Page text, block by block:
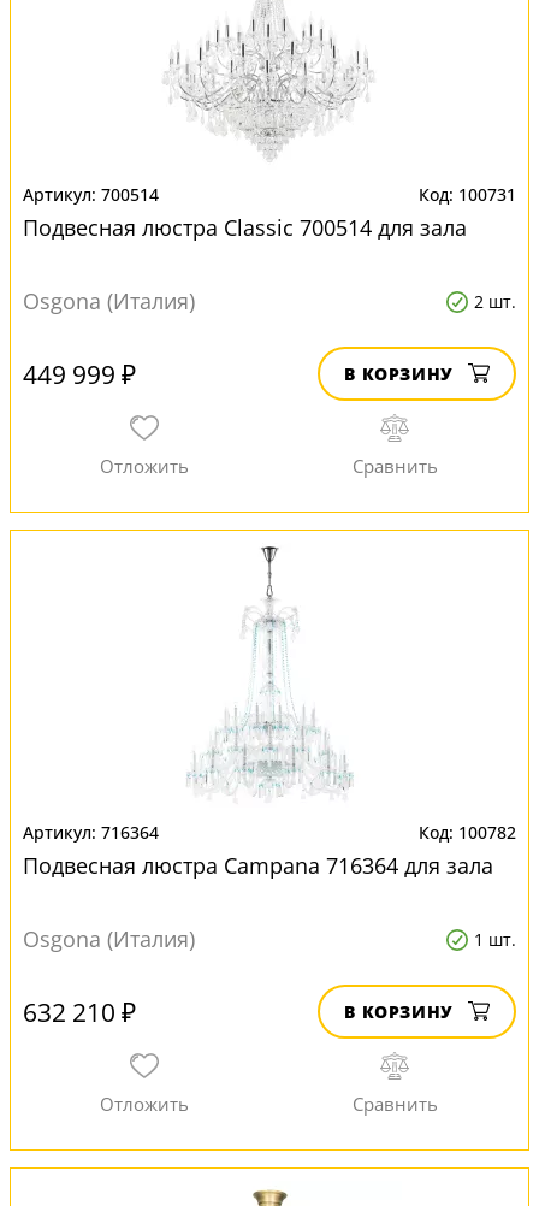
700514 100731
Подвесная люстра Classic 700514 для зала
Osgona (Италия) 2 шт.
449 999 ₽ В КОРЗИНУ
716364 100782
Подвесная люстра Campana 716364 для зала
Osgona (Италия) 1 шт.
632 210 ₽ В КОРЗИНУ